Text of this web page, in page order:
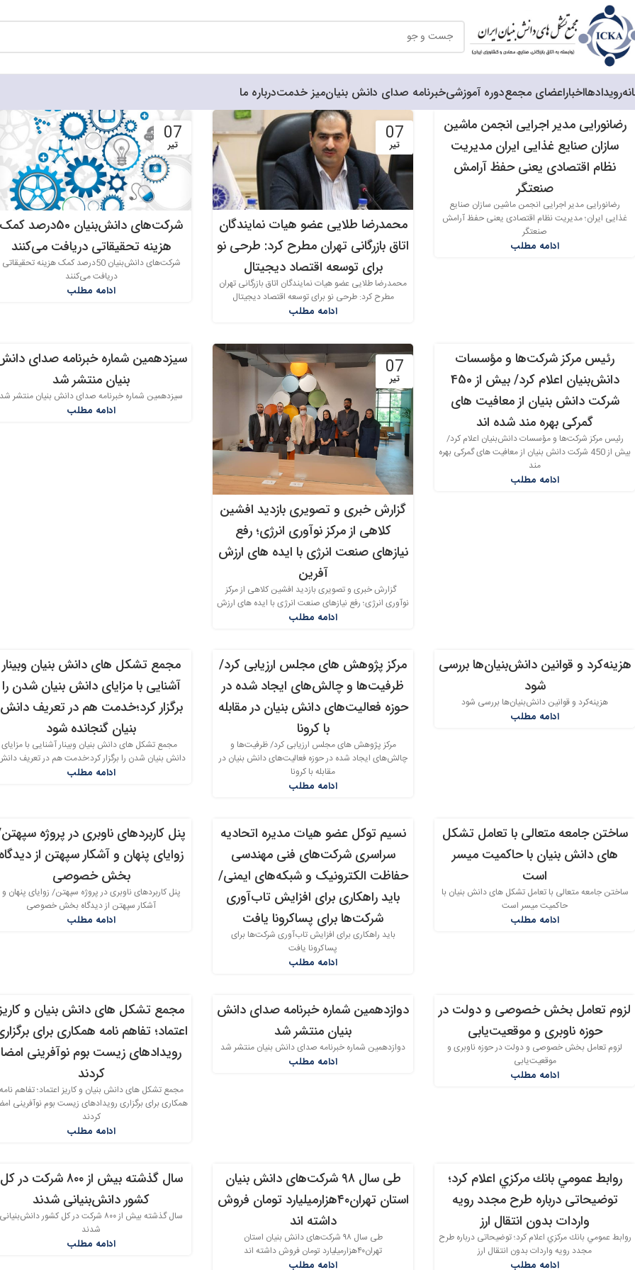
رویدادهااخباراعضای مجمعدوره آموزشیخبرنامه صدای دانش بنیانمیز خدمتدرباره ما
10
تیر
رضانورایی مدیر اجرایی انجمن ماشین
سازان صنایع غذایی ایران مدیریت
نظام اقتصادی یعنی حفظ آرامش
صنعتگر
رضانورایی مدیر اجرایی انجمن ماشین سازان صنایع
غذایی ایران؛ مدیریت نظام اقتصادی یعنی حفظ آرامش
صنعتگر
ادامه مطلب
07
تیر
محمدرضا طلایی عضو هیات نمایندگان
اتاق بازرگانی تهران مطرح کرد: طرحی نو
برای توسعه اقتصاد دیجیتال
محمدرضا طلایی عضو هیات نمایندگان اتاق بازرگانی تهران
مطرح کرد: طرحی نو برای توسعه اقتصاد دیجیتال
ادامه مطلب
07
تیر
شرکت‌های دانش‌بنیان 50درصد کمک
‌هزینه تحقیقاتی دریافت می‌کنند
شرکت‌های دانش‌بنیان 50درصد کمک ‌هزینه تحقیقاتی
دریافت می‌کنند
ادامه مطلب
07تیر
رئیس مرکز شرکت‌ها و مؤسسات
دانش‌بنیان اعلام کرد/ بیش از 450
شرکت دانش بنیان از معافیت های
گمرکی بهره مند شده اند
رئیس مرکز شرکت‌ها و مؤسسات دانش‌بنیان اعلام کرد/
بیش از 450 شرکت دانش بنیان از معافیت های گمرکی بهره
مند
ادامه مطلب
07
تیر
گزارش خبری و تصویری بازدید افشین
کلاهی از مرکز نوآوری انرژی؛ رفع
نیازهای صنعت انرژی با ایده های ارزش
آفرین
گزارش خبری و تصویری بازدید افشین کلاهی از مرکز
نوآوری انرژی؛ رفع نیازهای صنعت انرژی با ایده های ارزش
ادامه مطلب
03
سیزدهمین شماره خبرنامه صدای
بنیان منتشر شد
سیزدهمین شماره خبرنامه صدای دانش بنیان منتشر شد
ادامه مطلب
31
هزینه‌کرد و قوانین دانش‌بنیان‌ها بررسی
شود
هزینه‌کرد و قوانین دانش‌بنیان‌ها بررسی شود
ادامه مطلب
31
خرداد
مرکز پژوهش های مجلس ارزیابی کرد/
ظرفیت‌ها و چالش‌های ایجاد شده در
حوزه فعالیت‌های دانش بنیان در مقابله
با کرونا
مرکز پژوهش های مجلس ارزیابی کرد/ ظرفیت‌ها و
چالش‌های ایجاد شده در حوزه فعالیت‌های دانش بنیان در
مقابله با کرونا
ادامه مطلب
27
خرداد
مجمع تشکل های دانش بنیان وبینار
آشنایی با مزایای دانش بنیان شدن را
برگزار کرد؛خدمت هم در تعریف دانش
بنیان گنجانده شود
مجمع تشکل های دانش بنیان وبینار آشنایی با مزایای
دانش بنیان شدن را برگزار کرد؛خدمت هم در تعریف
ادامه مطلب
25
خرداد
ساختن جامعه متعالی با تعامل تشکل
های دانش بنیان با حاکمیت میسر
است
ساختن جامعه متعالی با تعامل تشکل های دانش بنیان با
حاکمیت میسر است
ادامه مطلب
17
خرداد
نسیم توکل عضو هیات مدیره اتحادیه
سراسری شرکت‌های فنی مهندسی
حفاظت الکترونیک و شبکه‌های ایمنی/
باید راهکاری برای افزایش تاب‌آوری
شرکت‌ها برای پساکرونا یافت
باید راهکاری برای افزایش تاب‌آوری شرکت‌ها برای
پساکرونا یافت
ادامه مطلب
11
خرداد
پنل کاربردهای ناوبری در پروژه
زوایای پنهان و آشکار سپهتن از
بخش خصوصی
پنل کاربردهای ناوبری در پروژه سپهتن/ زوایای پنهان و
آشکار سپهتن از دیدگاه بخش خصوصی
ادامه مطلب
10
لزوم تعامل بخش خصوصی و دولت در
حوزه ناوبری و موقعیت‌یابی
لزوم تعامل بخش خصوصی و دولت در حوزه ناوبری و
موقعیت‌یابی
ادامه مطلب
07
دوازدهمین شماره خبرنامه صدای دانش
بنیان منتشر شد
دوازدهمین شماره خبرنامه صدای دانش بنیان منتشر شد
ادامه مطلب
31
اردیبهشت
مجمع تشکل های دانش بنیان و
اعتماد؛ تفاهم نامه همکاری برای
رویدادهای زیست بوم نوآفرینی امضا
کردند
مجمع تشکل های دانش بنیان و کاریز اعتماد؛ تفاهم
همکاری برای برگزاری رویدادهای زیست بوم نوآفرینی
کردند
ادامه مطلب
28
اردیبهشت
روابط عمومي بانك مركزي اعلام كرد؛
توضیحاتی درباره طرح مجدد رویه
واردات بدون انتقال ارز
روابط عمومي بانك مركزي اعلام كرد؛ توضیحاتی درباره طرح
مجدد رویه واردات بدون انتقال ارز
ادامه مطلب
28
اردیبهشت
طی سال ۹۸ شرکت‌های دانش بنیان
استان تهران۴۰هزارمیلیارد تومان فروش
داشته اند
طی سال ۹۸ شرکت‌های دانش بنیان استان
تهران۴۰هزارمیلیارد تومان فروش داشته اند
ادامه مطلب
27
سال گذشته بیش از ۸۰۰ شرکت در کل
کشور دانش‌بنیانی شدند
سال گذشته بیش از ۸۰۰ شرکت در کل کشور دانش‌بنیانی
شدند
ادامه مطلب